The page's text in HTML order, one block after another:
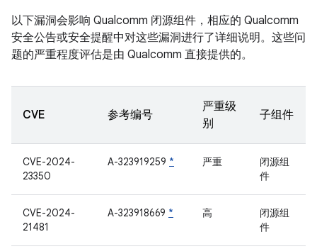
以下漏洞会影响 Qualcomm 闭源组件，相应的 Qualcomm
安全公告或安全提醒中对这些漏洞进行了详细说明。这些问
题的严重程度评估是由 Qualcomm 直接提供的。
CVE 参考编号
严重级
别
子组件
CVE-2024-
23350
A-323919259 * 严重
闭源组
件
CVE-2024-
21481
A-323918669 * 高
闭源组
件